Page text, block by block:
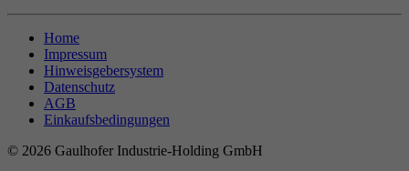
Home
Impressum
Hinweisgebersystem
Datenschutz
AGB
Einkaufsbedingungen
© 2026 Gaulhofer Industrie-Holding GmbH